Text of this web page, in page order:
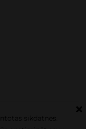
sīkdatnes.